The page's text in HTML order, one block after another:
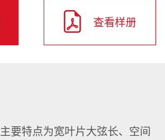
查看样册
要特点为宽叶片大弦长、空间